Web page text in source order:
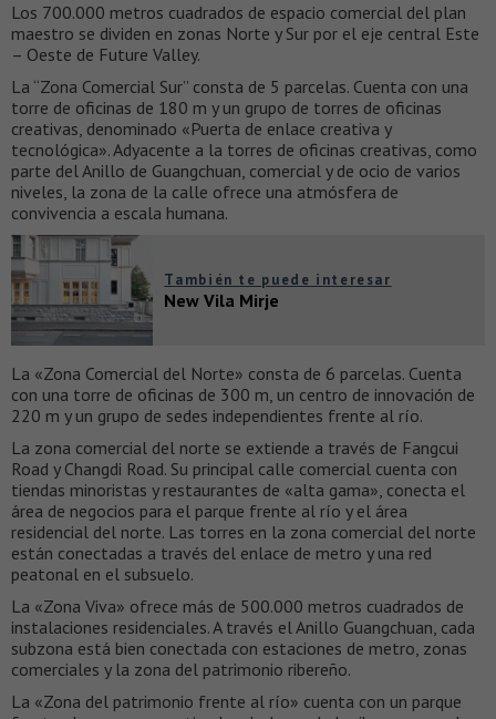
Los 700.000 metros cuadrados de espacio comercial del plan
maestro se dividen en zonas Norte y Sur por el eje central Este
– Oeste de Future Valley.
La “Zona Comercial Sur” consta de 5 parcelas. Cuenta con una
torre de oficinas de 180 m y un grupo de torres de oficinas
creativas, denominado «Puerta de enlace creativa y
tecnológica». Adyacente a la torres de oficinas creativas, como
parte del Anillo de Guangchuan, comercial y de ocio de varios
niveles, la zona de la calle ofrece una atmósfera de
convivencia a escala humana.
También te puede interesar
New Vila Mirje
La «Zona Comercial del Norte» consta de 6 parcelas. Cuenta
con una torre de oficinas de 300 m, un centro de innovación de
220 m y un grupo de sedes independientes frente al río.
La zona comercial del norte se extiende a través de Fangcui
Road y Changdi Road. Su principal calle comercial cuenta con
tiendas minoristas y restaurantes de «alta gama», conecta el
área de negocios para el parque frente al río y el área
residencial del norte. Las torres en la zona comercial del norte
están conectadas a través del enlace de metro y una red
peatonal en el subsuelo.
La «Zona Viva» ofrece más de 500.000 metros cuadrados de
instalaciones residenciales. A través el Anillo Guangchuan, cada
subzona está bien conectada con estaciones de metro, zonas
comerciales y la zona del patrimonio ribereño.
La «Zona del patrimonio frente al río» cuenta con un parque